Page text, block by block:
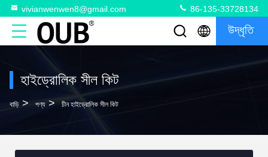
vivianwenwen8@gmail.com 86-135-33728134
উদ্ধৃতি
হাইড্রোলিক সীল কিট
বাড়ি > পণ্য > চীন হাইড্রোলিক সীল কিট